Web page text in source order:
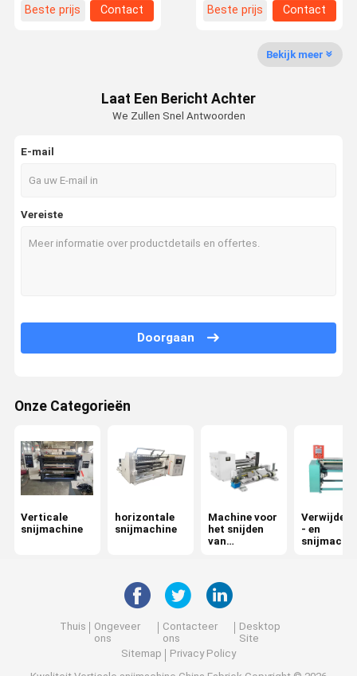
Fabriekstoch Kwaliteitsco
Ntrole
Neem
Nieuws
horizontale snijmachine
Verwijderings- en snijmachine
Machines voor het snijden van kassapapier
Tape snijmachine
Verpakkende Machinedelen
Tassenmachine
Beste prijs
Contact
Beste prijs
Contact
Bekijk meer
Laat Een Bericht Achter
We Zullen Snel Antwoorden
E-mail
Vereiste
Doorgaan
Onze Categorieën
Verticale
snijmachine
horizontale
snijmachine
Machine voor
het snijden
van
- en
Thuis
Ongeveer
ons
Contacteer
ons
Desktop
Site
Sitemap
Privacy Policy